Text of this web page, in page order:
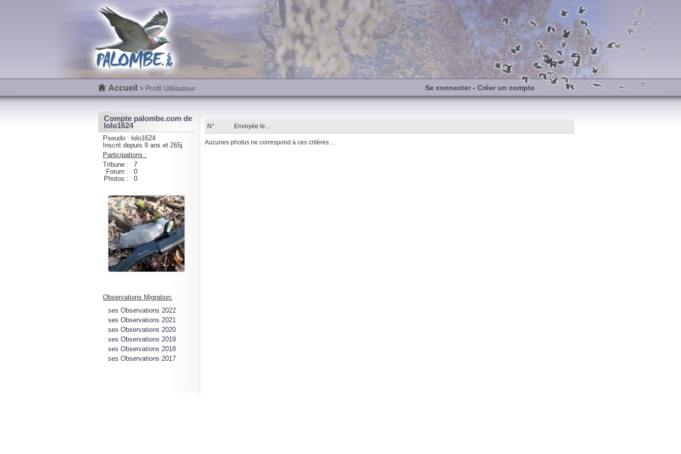
Accueil > Profil Utilisateur Se connecter- Créer un compte
Compte palombe.com de
lolo1624
Pseudo : lolo1624
Inscrit depuis 9 ans et 265j
Participations :
Tribune :
7
Forum :
0
Photos :
0
Observations Migration:
ses Observations 2022
ses Observations 2021
ses Observations 2020
ses Observations 2019
ses Observations 2018
ses Observations 2017
N° Envoyée le...
Aucunes photos ne correspond à ces critères ...